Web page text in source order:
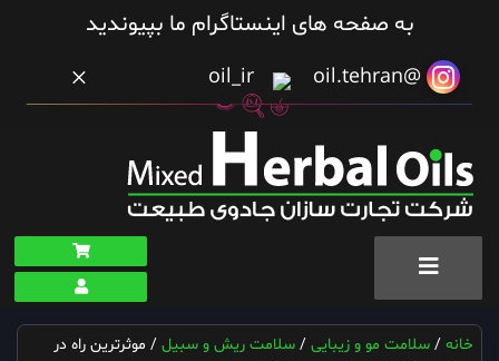
به صفحه های اینستاگرام ما بپیوندید
@oil.tehran
×
خانه / سلامت مو و زیبایی / سلامت ریش و سبیل / موثرترین راه در